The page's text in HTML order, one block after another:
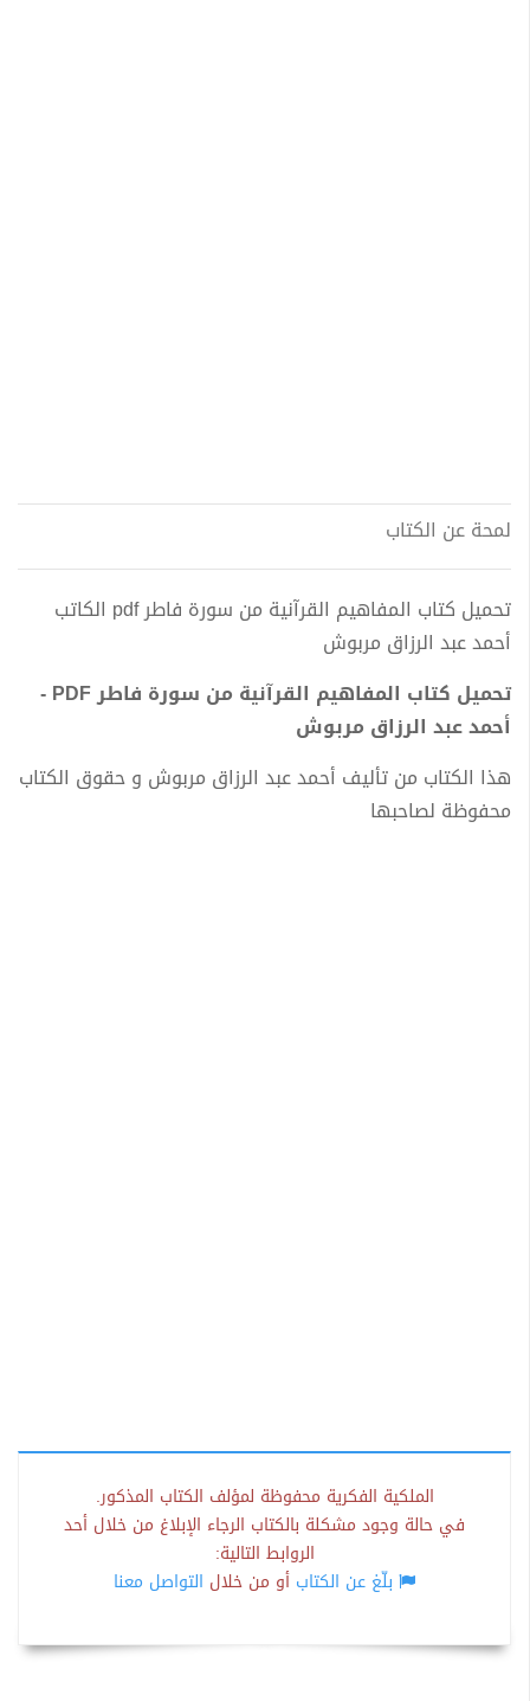
لمحة عن الكتاب
تحميل كتاب المفاهيم القرآنية من سورة فاطر pdf الكاتب
أحمد عبد الرزاق مربوش
تحميل كتاب المفاهيم القرآنية من سورة فاطر PDF -
أحمد عبد الرزاق مربوش
هذا الكتاب من تأليف أحمد عبد الرزاق مربوش و حقوق الكتاب
محفوظة لصاحبها
الملكية الفكرية محفوظة لمؤلف الكتاب المذكور.
في حالة وجود مشكلة بالكتاب الرجاء الإبلاغ من خلال أحد
الروابط التالية:
بلّغ عن الكتاب أو من خلال التواصل معنا